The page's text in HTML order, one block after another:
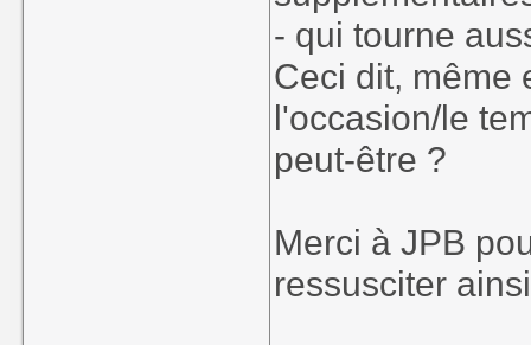
- qui tourne
Ceci dit, même
l'occasion/le
peut-être ?
Merci à JPB
ressusciter